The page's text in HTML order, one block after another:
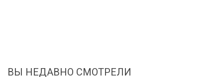
ВЫ НЕДАВНО СМОТРЕЛИ